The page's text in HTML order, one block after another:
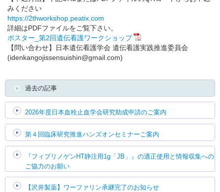
みください
https://2thworkshop.peatix.com
詳細はPDFファイルをご覧下さい。
ポスター_第2回遺伝看護ワークショップ
【問い合わせ】日本遺伝看護学会 遺伝看護実践推進委員会
(idenkangojissensuishin@gmail.com)
過去の記事
2026年度日本血栓止血学会研究助成申請のご案内
第４回臨床研究推進ハンズオンセミナーご案内
『フィブリノゲンHT静注用1g「JB」』の適正使用と情報収集への
ご協力のお願い
【沢井製薬】ワーファリン承継完了のお知らせ